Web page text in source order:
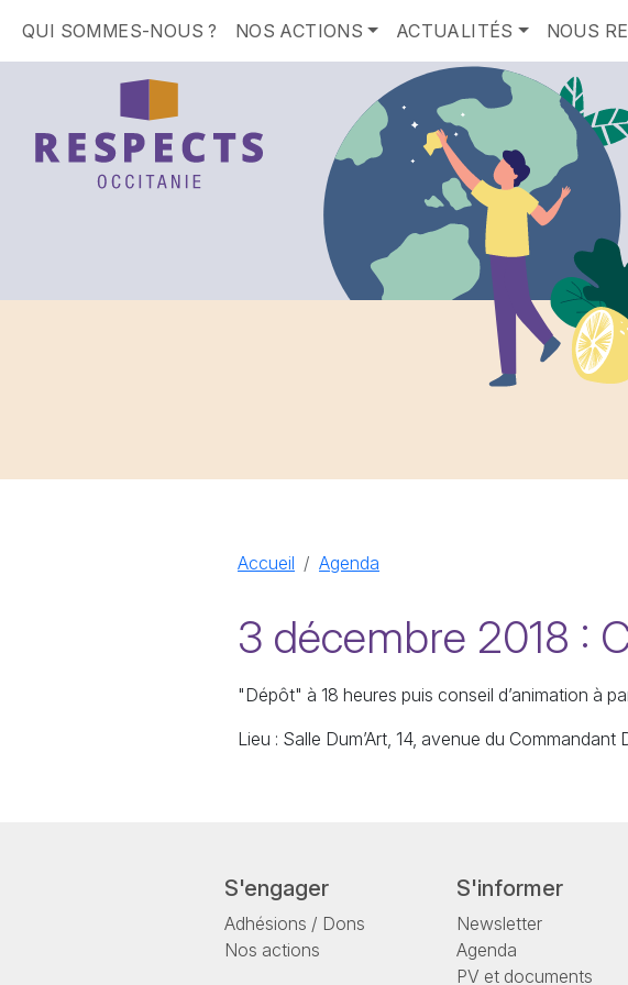
QUI SOMMES-NOUS ? NOS ACTIONS ACTUALITÉS NOUS
Accueil Agenda
3 décembre 2018 :
"Dépôt" à 18 heures puis conseil d’animation à
Lieu : Salle Dum’Art, 14, avenue du Commandant
S'engager
Adhésions / Dons
Nos actions
S'informer
Newsletter
Agenda
PV et documents